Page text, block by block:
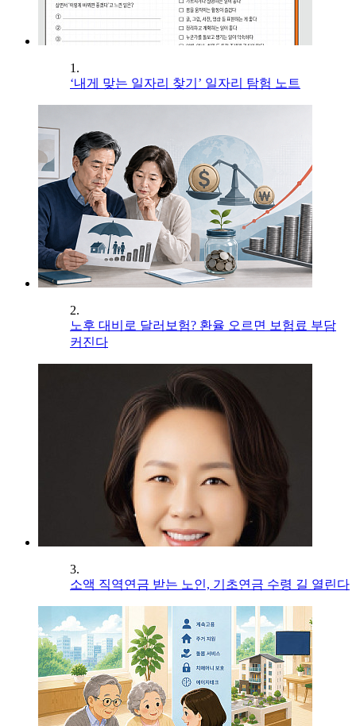
1.
‘내게 맞는 일자리 찾기’ 일자리 탐험 노트
2.
노후 대비로 달러보험? 환율 오르면 보험료 부담
커진다
3.
소액 직역연금 받는 노인, 기초연금 수령 길 열린다